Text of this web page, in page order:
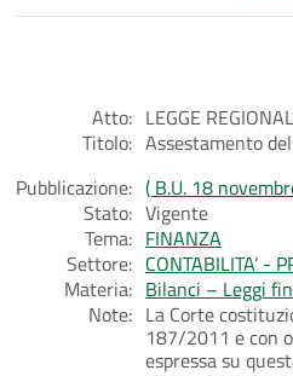
Atto: LEGGE
Titolo: Assestamento
Pubblicazione: ( B.U. 18
Stato: Vigente
Tema: FINANZA
Settore: CONTABILITA’ -
Materia: Bilanci – Leggi
Note: La Corte
187/2011 e con
espressa su